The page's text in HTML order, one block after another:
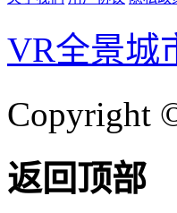
VR全景城
Copyright
返回顶部